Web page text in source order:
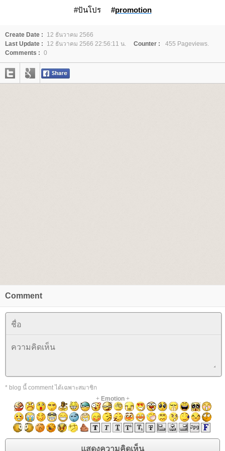
#ปันโปร #promotion
Create Date :
12 ธันวาคม 2566
Last Update :
12 ธันวาคม 2566 22:56:11 น. Counter :
455 Pageviews.
Comments : 0
Comment
* blog นี้ comment ได้เฉพาะสมาชิก
+ Emotion+